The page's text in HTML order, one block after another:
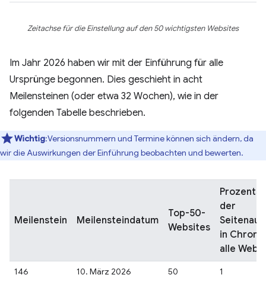
Zeitachse für die Einstellung auf den 50 wichtigsten Websites
Im Jahr 2026 haben wir mit der Einführung für alle
Ursprünge begonnen. Dies geschieht in acht
Meilensteinen (oder etwa 32 Wochen), wie in der
folgenden Tabelle beschrieben.
Wichtig:Versionsnummern und Termine können sich ändern, da
wir die Auswirkungen der Einführung beobachten und bewerten.
Meilenstein Meilensteindatum
Top-50-
Websites
der
in
alle
146 10. März 2026 50
1